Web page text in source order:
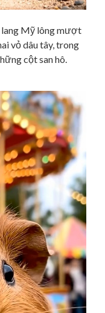
lang Mỹ lông mượt
vỏ dâu tây, trong
cột san hô.